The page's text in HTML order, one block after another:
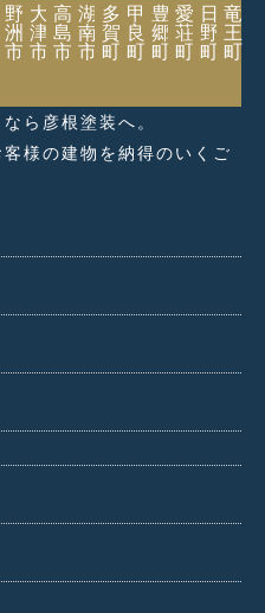
野
洲
市
大
津
市
高
島
市
湖
南
市
多
賀
町
甲
良
町
豊
郷
町
愛
荘
町
日
野
町
竜
王
町
ら彦根塗装へ。
様の建物を納得のいくご